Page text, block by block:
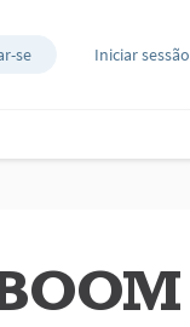
se Iniciar sessão